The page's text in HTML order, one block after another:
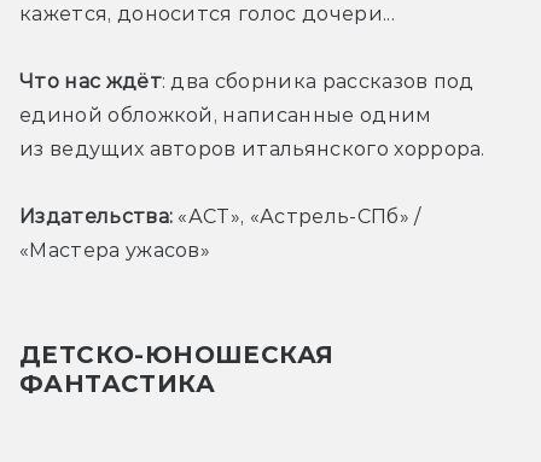
кажется, доносится голос дочери...
Что нас ждёт: два сборника рассказов под
единой обложкой, написанные одним
из ведущих авторов итальянского хоррора.
Издательства: «АСТ», «Астрель-СПб» /
«Мастера ужасов»
ДЕТСКО-ЮНОШЕСКАЯ
ФАНТАСТИКА